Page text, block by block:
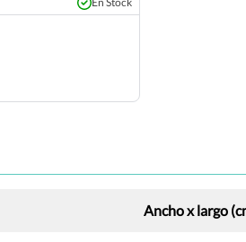
Ancho x largo